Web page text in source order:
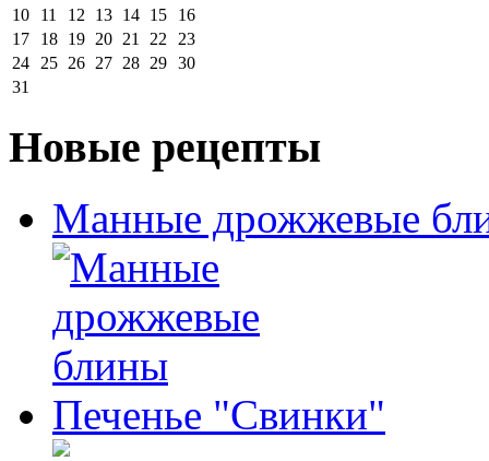
10
11 12 13 14 15
16
17
18 19 20 21 22 23
24 25 26 27 28 29 30
31
Новые рецепты
Манные дрожжевые
Печенье "Свинки"